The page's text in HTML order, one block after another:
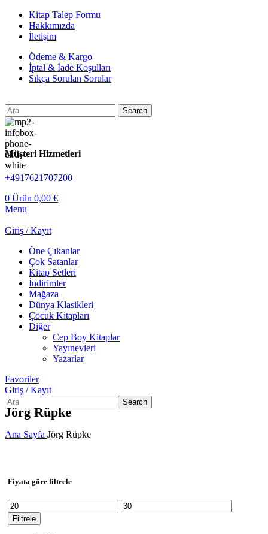
Kitap Talep Formu
Hakkımızda
İletişim
Ödeme & Kargo
İptal & İade Koşulları
Sıkça Sorulan Sorular
Search
Müşteri Hizmetleri
+4917621707200
0 Ürün 0,00 €
Menu
Giriş / Kayıt
Öne Çıkanlar
Çok Satanlar
Kitap Setleri
İndirimler
Mağaza
Dünya Klasikleri
Çocuk Kitapları
Diğer
Cep Boy Kitaplar
Yayınevleri
Yazarlar
Favoriler
Giriş / Kayıt
Search
Jörg Rüpke
Ana Sayfa Jörg Rüpke
Fiyata göre filtrele
En
düşük
fiyat
En
yüksek
Filtrele